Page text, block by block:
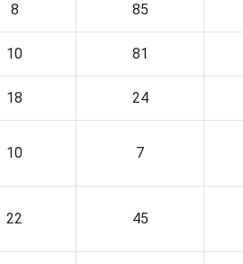
8 85
10 81
18 24
10 7
22 45